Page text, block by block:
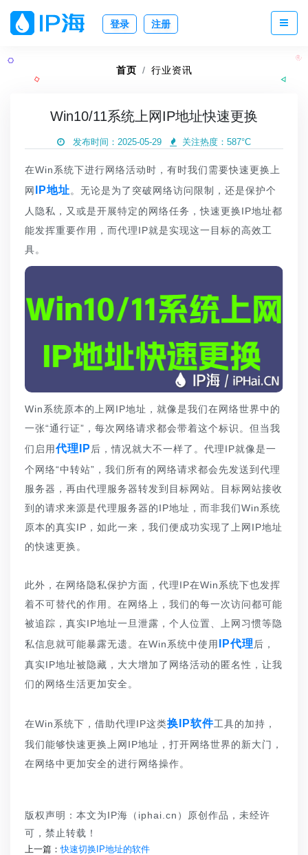
登录 注册
首页 行业资讯
Win10/11系统上网IP地址快速更换
发布时间：2025-05-29 关注热度： 587°C
在Win系统下进行网络活动时，有时我们需要快速更换上
网
IP地址。无论是为了突破网络访问限制，还是保护个
人隐私，又或是开展特定的网络任务，快速更换IP地址都
能发挥重要作用，而代理IP就是实现这一目标的高效工
具。
Win系统原本的上网IP地址，就像是我们在网络世界中的
一张“通行证”，每次网络请求都会带着这个标识。但当我
们启用代理IP 后，情况就大不一样了。代理IP就像是一
个网络“中转站”，我们所有的网络请求都会先发送到代理
服务器，再由代理服务器转发到目标网站。目标网站接收
到的请求来源是代理服务器的IP地址，而非我们Win系统
原本的真实IP，如此一来，我们便成功实现了上网IP地址
的快速更换。
此外，在网络隐私保护方面，代理IP在Win系统下也发挥
着不可替代的作用。在网络上，我们的每一次访问都可能
被追踪，真实IP地址一旦泄露，个人位置、上网习惯等隐
私信息就可能暴露无遗。在Win系统中使用
IP代理 后，
真实IP地址被隐藏，大大增加了网络活动的匿名性，让我
们的网络生活更加安全。
在Win系统下，借助代理IP这类换IP软件工具的加持，
我们能够快速更换上网IP地址，打开网络世界的新大门，
在网络中更加安全的进行网络操作。
版权声明：本文为IP海（iphai.cn）原创作品，未经许
可，禁止转载！
上一篇：快速切换IP地址的软件